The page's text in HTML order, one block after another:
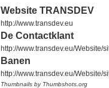
Website TRANSDEV
http://www.transdev.eu
De Contactklant
http://www.transdev.eu/Website/
Banen
http://www.transdev.eu/
Thumbnails by Thumbshots.org